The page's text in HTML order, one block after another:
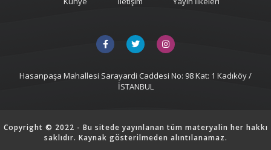
Hasanpaşa Mahallesi Sarayardi Caddesi No: 98 Kat: 1 Kadıköy /
İSTANBUL
Copyright © 2022 - Bu sitede yayınlanan tüm materyalin her hakkı
saklıdır. Kaynak gösterilmeden alıntılanamaz.